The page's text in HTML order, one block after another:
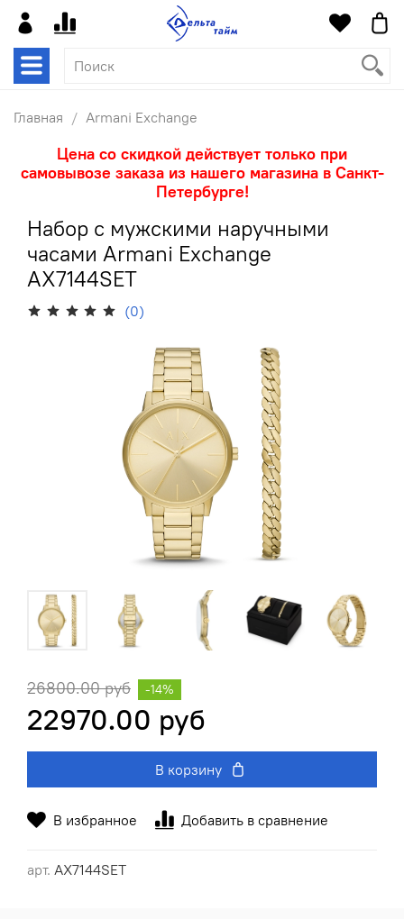
Главная Armani Exchange
Цена со скидкой действует только при
самовывозе заказа из нашего магазина в Санкт-
Петербурге!
Набор с мужскими наручными
часами Armani Exchange
AX7144SET
(0)
В избранное Добавить в сравнение
арт. AX7144SET
26800.00 руб
22970.00 руб
-14%
В корзину